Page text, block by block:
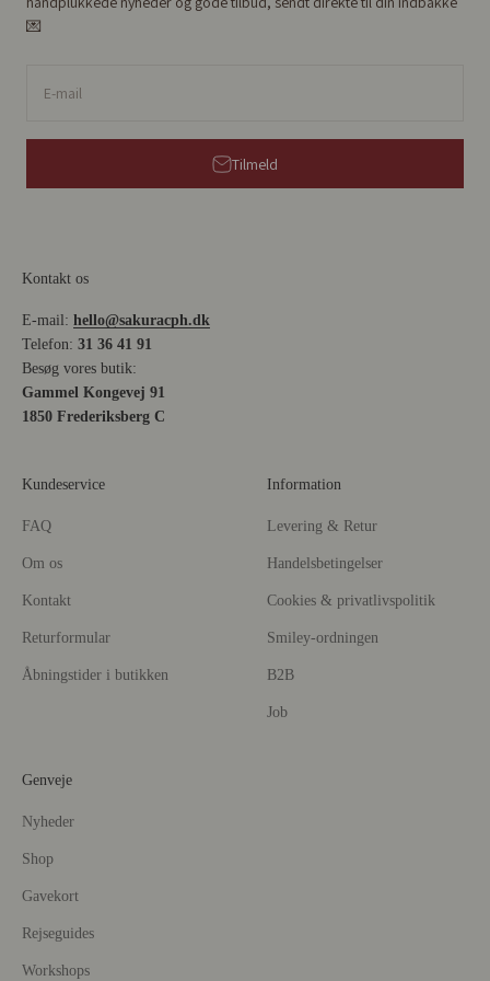
💌
E-mail
Tilmeld
Kontakt os
E-mail: hello@sakuracph.dk
Telefon: 31 36 41 91
Besøg vores butik:
Gammel Kongevej 91
1850 Frederiksberg C
Kundeservice
FAQ
Om os
Kontakt
Returformular
Åbningstider i butikken
Information
Levering & Retur
Handelsbetingelser
Cookies & privatlivspolitik
Smiley-ordningen
B2B
Job
Genveje
Nyheder
Shop
Gavekort
Rejseguides
Workshops